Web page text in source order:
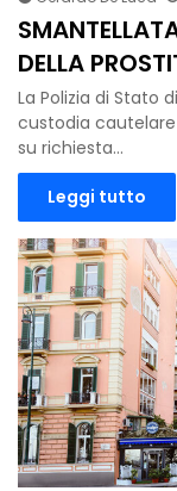
DELLA
La Polizia di Stato
custodia cautelare
su richiesta…
Leggi tutto